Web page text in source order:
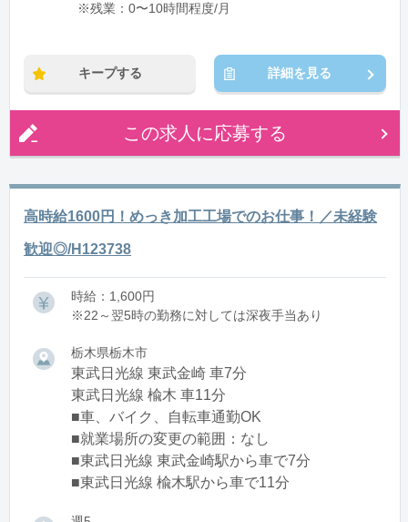
※残業：0〜10時間程度/月
キープする 詳細を見る
この求人に応募する
高時給1600円！めっき加工工場でのお仕事！／未経験
歓迎◎/H123738
時給：1,600円
※22～翌5時の勤務に対しては深夜手当あり
栃木県栃木市
東武日光線 東武金崎 車7分
東武日光線 楡木 車11分
■車、バイク、自転車通勤OK
■就業場所の変更の範囲：なし
■東武日光線 東武金崎駅から車で7分
■東武日光線 楡木駅から車で11分